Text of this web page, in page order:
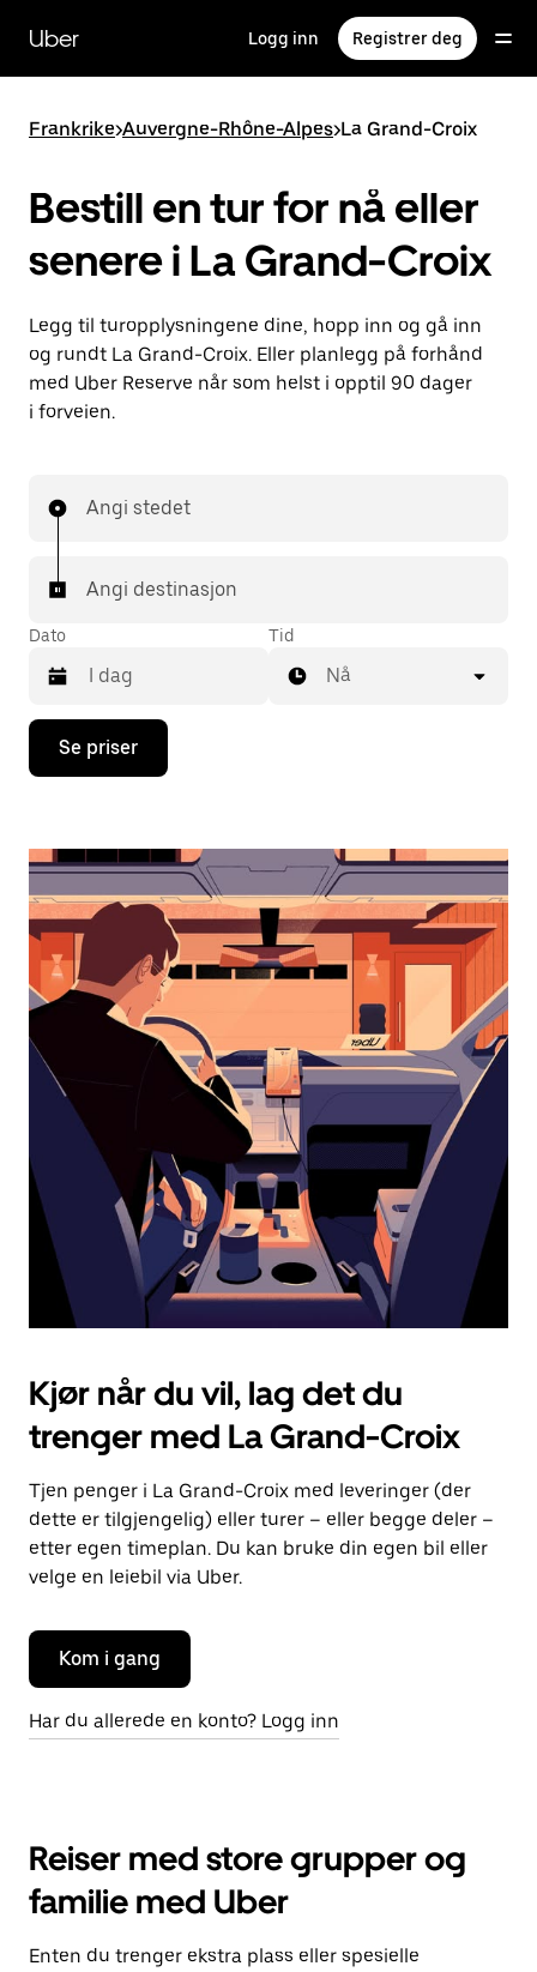
hovedinnholdet
Uber Logg inn Registrer deg
Frankrike>Auvergne-Rhône-Alpes>La Grand-Croix
Bestill en tur for nå eller
senere i La Grand-Croix
Legg til turopplysningene dine, hopp inn og gå inn
og rundt La Grand-Croix. Eller planlegg på forhånd
med Uber Reserve når som helst i opptil 90 dager
i forveien.
Angi stedet
Angi destinasjon
Dato
Trykk
piltast
åpne
og
velge
dato.
Trykk
på
Esc-
knappen
kalenderen.
Tid
Nå
Se priser
Kjør når du vil, lag det du
trenger med La Grand-Croix
Tjen penger i La Grand-Croix med leveringer (der
dette er tilgjengelig) eller turer – eller begge deler –
etter egen timeplan. Du kan bruke din egen bil eller
velge en leiebil via Uber.
Kom i gang
Har du allerede en konto? Logg inn
Reiser med store grupper og
familie med Uber
Enten du trenger ekstra plass eller spesielle